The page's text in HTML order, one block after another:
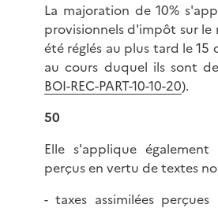
La majoration de 10%
provisionnels d'impôt sur
été réglés au plus tard le 15
au cours duquel ils sont
BOI-REC-PART-10-10-20).
50
Elle s'applique
perçus en vertu de textes
- taxes assimilées